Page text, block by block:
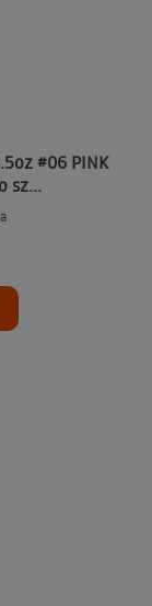
#06 PINK
sz...